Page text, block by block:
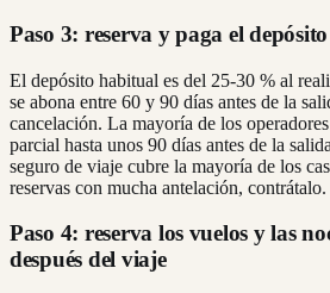
Paso 3: reserva y paga el depósito
El depósito habitual es del 25-30 % al
se abona entre 60 y 90 días antes de la
cancelación. La mayoría de los
parcial hasta unos 90 días antes de la
seguro de viaje cubre la mayoría de los
reservas con mucha antelación, contrátalo.
Paso 4: reserva los vuelos y las
después del viaje